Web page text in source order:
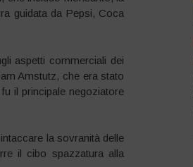
guidata da Pepsi, Coca
aspetti commerciali dei
Amstutz, che era stato
il principale negoziatore
la sovranità delle
il cibo spazzatura alla